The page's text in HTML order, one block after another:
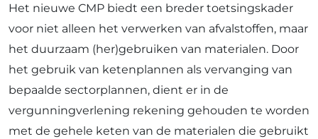
Het nieuwe CMP biedt een breder toetsingskader
voor niet alleen het verwerken van afvalstoffen, maar
het duurzaam (her)gebruiken van materialen. Door
het gebruik van ketenplannen als vervanging van
bepaalde sectorplannen, dient er in de
vergunningverlening rekening gehouden te worden
met de gehele keten van de materialen die gebruikt